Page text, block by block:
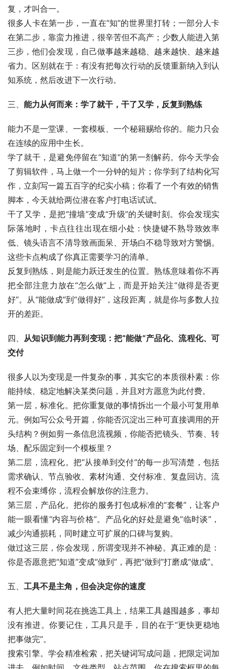
复，才叫合一。
很多人卡在第一步，一直在“知”的世界里打转；一部分人卡
在第二步，靠蛮力推进，很辛苦但不高产；少数人能进入第
三步，他们会发现，自己做事越来越稳、越来越快、越来越
省力。区别就在于：有没有把每次行动的反馈重新纳入到认
知系统，然后改进下一次行动。
三、 能力从何而来：学了就干，干了又学，反复到熟练
能力不是一堂课、一套模板、一个秘籍赐给你的。能力只会
在连续的应用中生长。
学了就干，是避免停留在“知道”的第一剂解药。你今天学会
了剪辑软件，马上做一个一分钟的短片；你学到了结构化写
作，立刻写一篇五百字的纪实小稿；你看了一个有效的销售
脚本，今天就给两位潜在客户打电话试试。
干了又学，是把“撞墙”变成“升级”的关键时刻。你会发现实
际落地时，卡点往往出现在细小处：快捷键不熟导致效率
低、镜头语言不清导致画面呆、开场白不稳导致对方警惕。
这些卡点构成了你真正需要学习的清单。
反复到熟练，则是能力跃迁发生的位置。熟练意味着你不再
把全部注意力放在“怎么做”上，而是开始关注“做得是否更
好”。从“能做成”到“做得好”，这段距离，就是你与多数人拉
开的差距。
四、 从知识到能力再到变现：把“能做”产品化、流程化、可
交付
很多人以为变现是一件复杂的事，其实它的本质很朴素：你
能持续、稳定地解决某类问题，并且对方愿意为此付费。
第一层，标准化。把你重复做的事情拆出一个最小可复用单
元。例如写公众号开篇，你能否沉淀出三种可直接调用的开
头结构？例如剪一条信息流视频，你能否把镜头、节奏、转
场、配乐固定到一个模板里？
第二层，流程化。把“从接单到交付”的每一步写清楚，包括
需求确认、节点验收、素材沟通、交付标准、复盘回访。流
程不会束缚你，流程会解放你的注意力。
第三层，产品化。把你的服务打包成标准的“套餐”，让客户
能一眼看懂“内容与价格”。产品化的好处是避免“临时谈”，
减少沟通损耗，同时建立可扩展的口碑与复购。
做过这三层，你会发现，所谓变现并不神秘。真正难的是：
你是否愿意把“知道”变成“做到”，再把“做到”打磨成“做成”。
五、 工具不是主角，但会决定你的速度
有人把大量时间花在挑选工具上，结果工具越囤越多，事却
没有推进。你要记住，工具只是手，目的在于“更快更稳地
把事做完”。
搜索引擎。学会精准检索，把关键词写成问题，把限定词加